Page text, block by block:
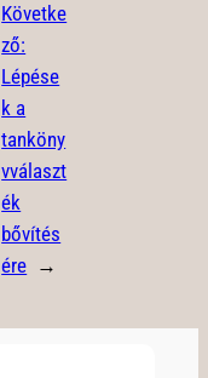
Követke
ző:
Lépése
k a
tanköny
vválaszt
ék
bővítés
ére →